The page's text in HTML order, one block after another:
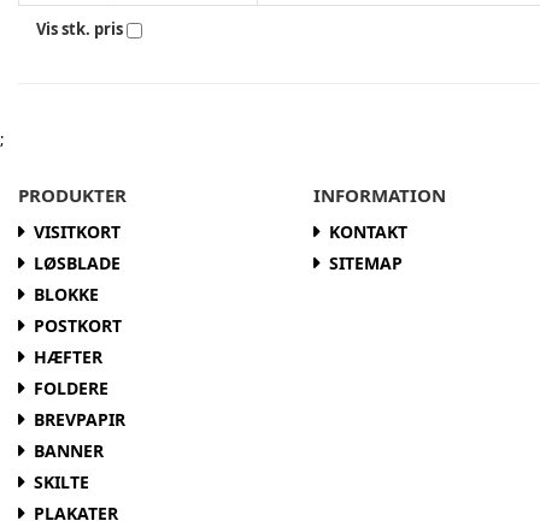
Vis stk. pris
;
PRODUKTER
VISITKORT
LØSBLADE
BLOKKE
POSTKORT
HÆFTER
FOLDERE
BREVPAPIR
BANNER
SKILTE
PLAKATER
INFORMATION
KONTAKT
SITEMAP